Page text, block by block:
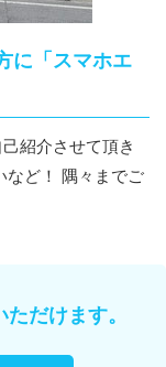
に「スマホエ
紹介させて頂き
だけます。